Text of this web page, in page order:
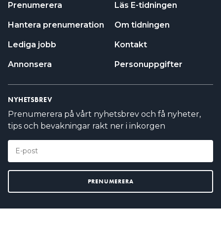
Prenumerera
Hantera prenumeration
Lediga jobb
Annonsera
Läs E-tidningen
Om tidningen
Kontakt
Personuppgifter
NYHETSBREV
Prenumerera på vårt nyhetsbrev och få nyheter,
tips och bevakningar rakt ner i inkorgen